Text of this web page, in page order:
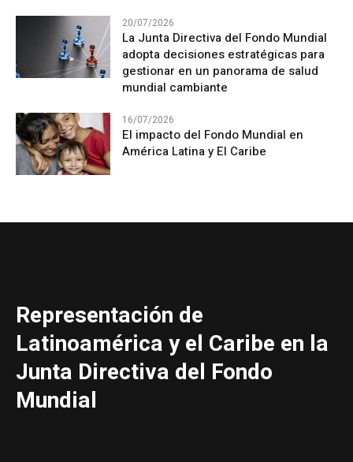
20/07/2026
La Junta Directiva del Fondo Mundial
adopta decisiones estratégicas para
gestionar en un panorama de salud
mundial cambiante
16/07/2026
El impacto del Fondo Mundial en
América Latina y El Caribe
Representación de
Latinoamérica y el Caribe en la
Junta Directiva del Fondo
Mundial